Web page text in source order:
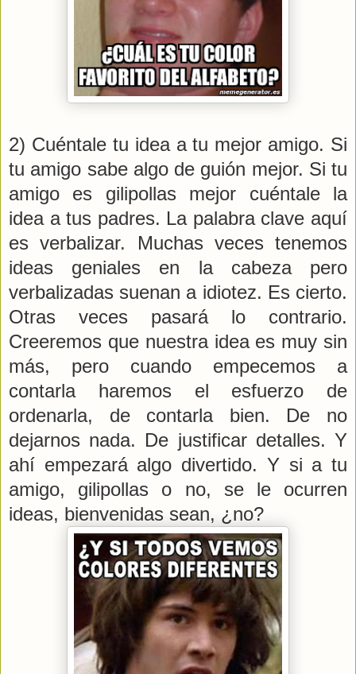
2) Cuéntale tu idea a tu mejor amigo. Si
tu amigo sabe algo de guión mejor. Si tu
amigo es gilipollas mejor cuéntale la
idea a tus padres. La palabra clave aquí
es verbalizar. Muchas veces tenemos
ideas geniales en la cabeza pero
verbalizadas suenan a idiotez. Es cierto.
Otras veces pasará lo contrario.
Creeremos que nuestra idea es muy sin
más, pero cuando empecemos a
contarla haremos el esfuerzo de
ordenarla, de contarla bien. De no
dejarnos nada. De justificar detalles. Y
ahí empezará algo divertido. Y si a tu
amigo, gilipollas o no, se le ocurren
ideas, bienvenidas sean, ¿no?